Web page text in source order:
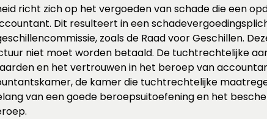
richt zich op het vergoeden van schade die een
Dit resulteert in een
zoals de Raad voor Geschillen.
niet moet worden betaald. De tuchtrechtelijke
en het vertrouwen in het beroep van
de kamer die tuchtrechtelijke
van een goede beroepsuitoefening en het